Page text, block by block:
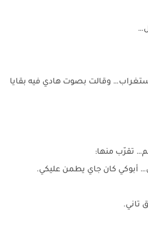
وقالت بصوت هادي فيه بقايا
تقرّب منها:
أبوكي كان جاي يطمن عليكي.
تاني.